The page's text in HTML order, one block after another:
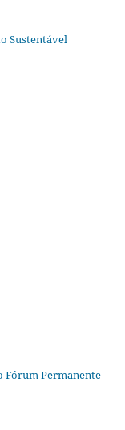
Sustentável
Fórum Permanente